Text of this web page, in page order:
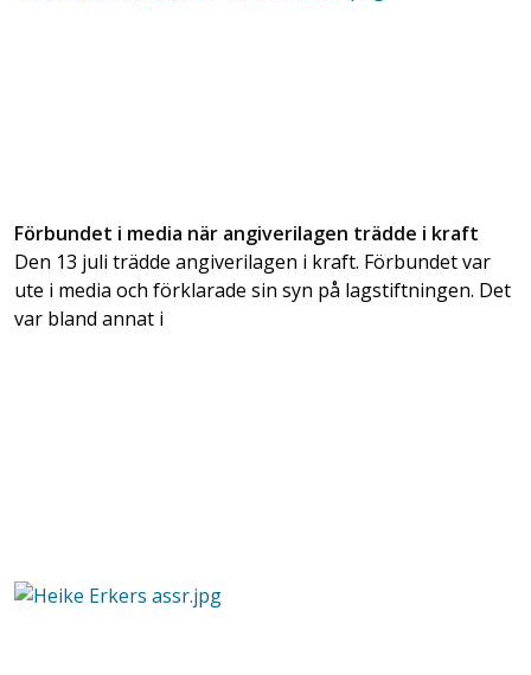
Förbundet i media när angiverilagen trädde i kraft
Den 13 juli trädde angiverilagen i kraft. Förbundet var
ute i media och förklarade sin syn på lagstiftningen. Det
var bland annat i